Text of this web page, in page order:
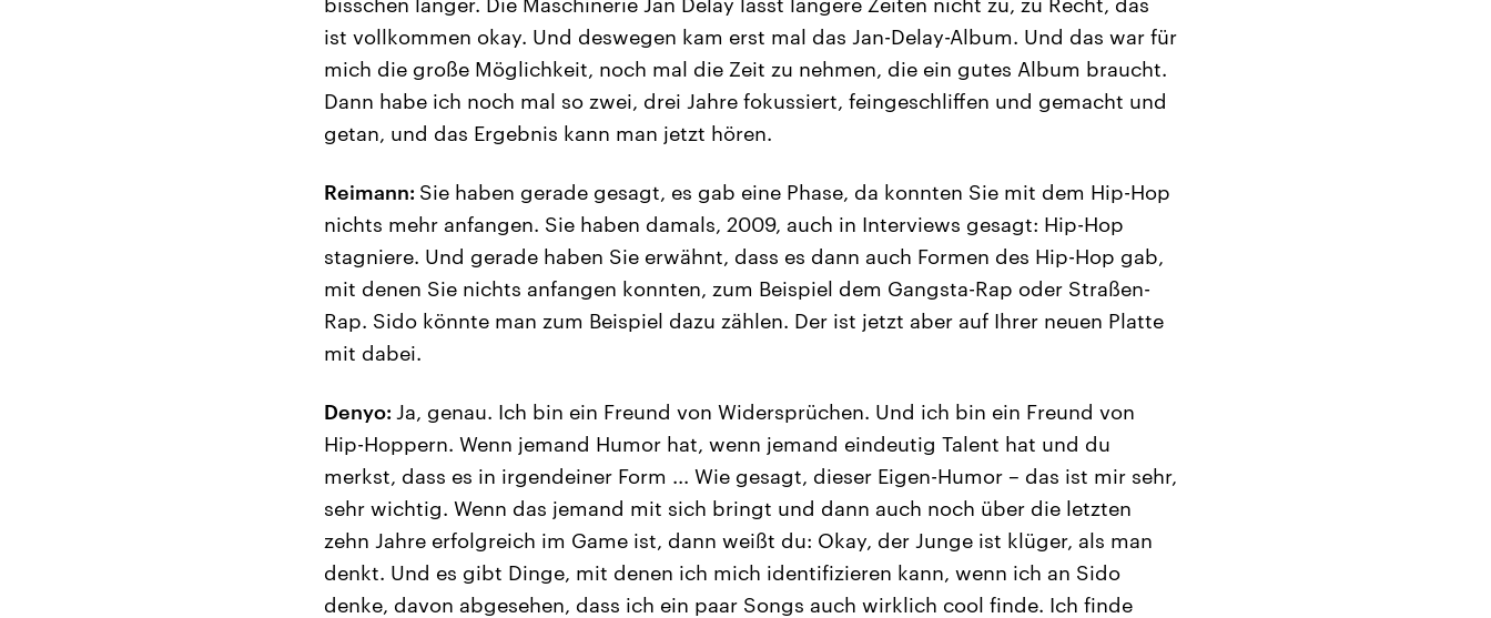
ist vollkommen okay. Und deswegen kam erst mal das Jan-Delay-Album. Und das war für
mich die große Möglichkeit, noch mal die Zeit zu nehmen, die ein gutes Album braucht.
Dann habe ich noch mal so zwei, drei Jahre fokussiert, feingeschliffen und gemacht und
getan, und das Ergebnis kann man jetzt hören.
Reimann: Sie haben gerade gesagt, es gab eine Phase, da konnten Sie mit dem Hip-Hop
nichts mehr anfangen. Sie haben damals, 2009, auch in Interviews gesagt: Hip-Hop
stagniere. Und gerade haben Sie erwähnt, dass es dann auch Formen des Hip-Hop gab,
mit denen Sie nichts anfangen konnten, zum Beispiel dem Gangsta-Rap oder Straßen-
Rap. Sido könnte man zum Beispiel dazu zählen. Der ist jetzt aber auf Ihrer neuen Platte
mit dabei.
Denyo: Ja, genau. Ich bin ein Freund von Widersprüchen. Und ich bin ein Freund von
Hip-Hoppern. Wenn jemand Humor hat, wenn jemand eindeutig Talent hat und du
merkst, dass es in irgendeiner Form ... Wie gesagt, dieser Eigen-Humor – das ist mir sehr,
sehr wichtig. Wenn das jemand mit sich bringt und dann auch noch über die letzten
zehn Jahre erfolgreich im Game ist, dann weißt du: Okay, der Junge ist klüger, als man
denkt. Und es gibt Dinge, mit denen ich mich identifizieren kann, wenn ich an Sido
denke, davon abgesehen, dass ich ein paar Songs auch wirklich cool finde. Ich finde